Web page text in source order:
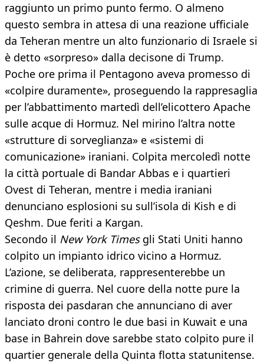
raggiunto un primo punto fermo. O almeno
questo sembra in attesa di una reazione ufficiale
da Teheran mentre un alto funzionario di Israele si
è detto «sorpreso» dalla decisone di Trump.
Poche ore prima il Pentagono aveva promesso di
«colpire duramente», proseguendo la rappresaglia
per l’abbattimento martedì dell’elicottero Apache
sulle acque di Hormuz. Nel mirino l’altra notte
«strutture di sorveglianza» e «sistemi di
comunicazione» iraniani. Colpita mercoledì notte
la città portuale di Bandar Abbas e i quartieri
Ovest di Teheran, mentre i media iraniani
denunciano esplosioni su sull’isola di Kish e di
Qeshm. Due feriti a Kargan.
Secondo il New York Timesgli Stati Uniti hanno
colpito un impianto idrico vicino a Hormuz.
L’azione, se deliberata, rappresenterebbe un
crimine di guerra. Nel cuore della notte pure la
risposta dei pasdaran che annunciano di aver
lanciato droni contro le due basi in Kuwait e una
base in Bahrein dove sarebbe stato colpito pure il
quartier generale della Quinta flotta statunitense.